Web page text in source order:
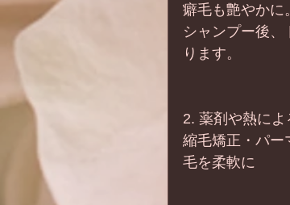
癖毛も艶やかに。
シャンプー後
ります。
2. 薬剤や熱によ
縮毛矯正・パー
毛を柔軟に